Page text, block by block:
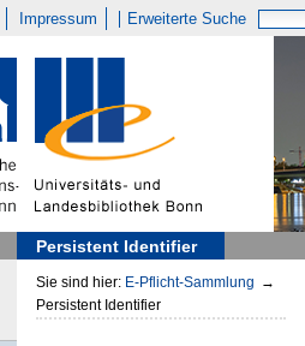
Impressum Erweiterte Suche
Persistent Identifier
Sie sind hier: E-Pflicht-Sammlung →
Persistent Identifier